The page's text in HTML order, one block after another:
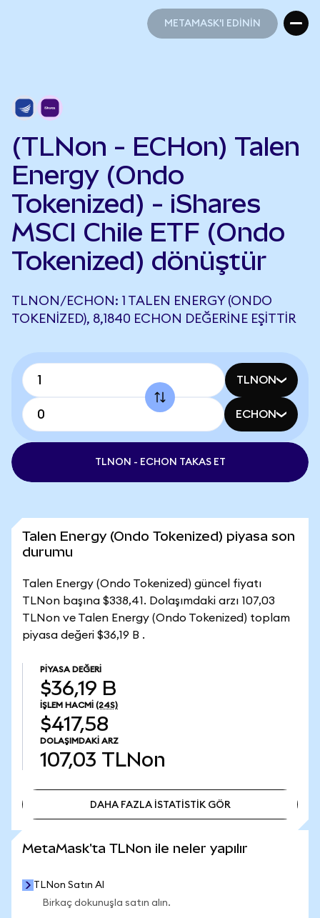
METAMASK'I EDİNİN
(TLNon - ECHon) Talen
Energy (Ondo
Tokenized) - iShares
MSCI Chile ETF (Ondo
Tokenized) dönüştür
TLNON/ECHON: 1 TALEN ENERGY (ONDO
TOKENIZED), 8,1840 ECHON DEĞERINE EŞITTIR
TLNON
ECHON
TLNON - ECHON TAKAS ET
Talen Energy (Ondo Tokenized) piyasa son
durumu
Talen Energy (Ondo Tokenized) güncel fiyatı
TLNon başına $338,41. Dolaşımdaki arzı 107,03
TLNon ve Talen Energy (Ondo Tokenized) toplam
piyasa değeri $36,19 B .
PIYASA DEĞERI
$36,19 B
İŞLEM HACMI (24S)
$417,58
DOLAŞIMDAKI ARZ
107,03 TLNon
DAHA FAZLA İSTATİSTİK GÖR
MetaMask'ta TLNon ile neler yapılır
TLNon Satın Al
Birkaç dokunuşla satın alın.